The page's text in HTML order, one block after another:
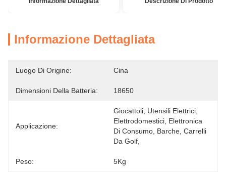
Informazione Dettagliata
Luogo Di Origine: Cina
Dimensioni Della Batteria: 18650
Applicazione:
Giocattoli, Utensili Elettrici,
Elettrodomestici, Elettronica
Di Consumo, Barche, Carrelli
Da Golf,
Peso: 5Kg